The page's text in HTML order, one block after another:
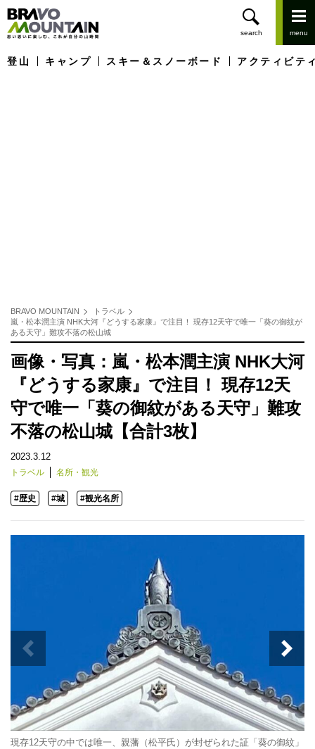
登山 キャンプ スキー＆スノーボード アクティビテ
BRAVO MOUNTAIN
トラベル
嵐・松本潤主演 NHK大河『どうする家康』で注目！ 現存12天守で唯一「葵の御紋が
ある天守」難攻不落の松山城
画像・写真：嵐・松本潤主演 NHK大河
『どうする家康』で注目！ 現存12天
守で唯一「葵の御紋がある天守」難攻
不落の松山城【合計3枚】
2023.3.12
トラベル 名所・観光
#歴史 #城 #観光名所
現存12天守の中では唯一、親藩（松平氏）が封ぜられた証「葵の御紋」